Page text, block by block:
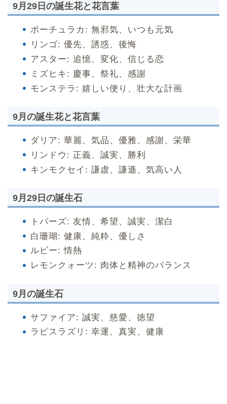
9月29日の誕生花と花言葉
ポーチュラカ: 無邪気、いつも元気
リンゴ: 優先、誘惑、後悔
アスター: 追憶、変化、信じる恋
ミズヒキ: 慶事、祭礼、感謝
モンステラ: 嬉しい便り、壮大な計画
9月の誕生花と花言葉
ダリア: 華麗、気品、優雅、感謝、栄華
リンドウ: 正義、誠実、勝利
キンモクセイ: 謙虚、謙遜、気高い人
9月29日の誕生石
トパーズ: 友情、希望、誠実、潔白
白珊瑚: 健康、純粋、優しさ
ルビー: 情熱
レモンクォーツ: 肉体と精神のバランス
9月の誕生石
サファイア: 誠実、慈愛、徳望
ラピスラズリ: 幸運、真実、健康